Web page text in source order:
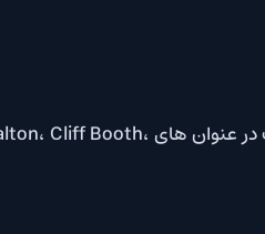
Leonardo DiCaprio، Brad Pitt، Margot Robbie و Emile Hirsch از جمله ستارگانی هستند که به ترتیب در عنوان های Rick Dalton، Cliff Booth،